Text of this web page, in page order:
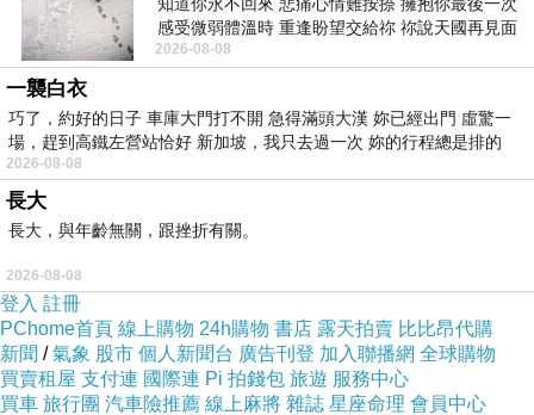
感受微弱體溫時 重逢盼望交給祢 祢說天國再見面
此刻忍淚說別離 他日靈魂再
2026-08-08
一襲白衣
巧了，約好的日子 車庫大門打不開 急得滿頭大漢 妳已經出門 虛驚一
場，趕到高鐵左營站恰好 新加坡，我只去過一次 妳的行程總是排的
2026-08-08
長大
長大，與年齡無關，跟挫折有關。
2026-08-08
登入 註冊
PChome首頁 線上購物 24h購物 書店 露天拍賣 比比昂代購
新聞 /氣象 股市 個人新聞台 廣告刊登 加入聯播網 全球購物
買賣租屋 支付連 國際連 Pi 拍錢包 旅遊 服務中心
買車 旅行團 汽車險推薦 線上麻將 雜誌 星座命理 會員中心